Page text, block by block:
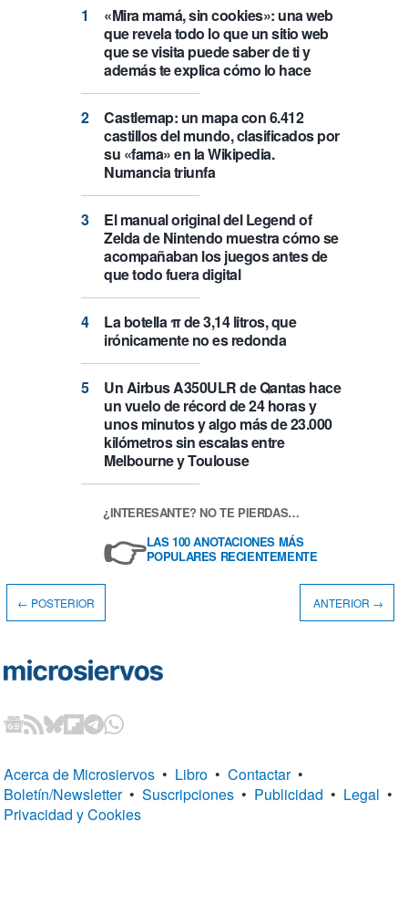
«Mira mamá, sin cookies»: una web
que revela todo lo que un sitio web
que se visita puede saber de ti y
además te explica cómo lo hace
Castlemap: un mapa con 6.412
castillos del mundo, clasificados por
su «fama» en la Wikipedia.
Numancia triunfa
El manual original del Legend of
Zelda de Nintendo muestra cómo se
acompañaban los juegos antes de
que todo fuera digital
La botella π de 3,14 litros, que
irónicamente no es redonda
Un Airbus A350ULR de Qantas hace
un vuelo de récord de 24 horas y
unos minutos y algo más de 23.000
kilómetros sin escalas entre
Melbourne y Toulouse
¿INTERESANTE? NO TE PIERDAS…
👉LAS 100 ANOTACIONES MÁS
POPULARES RECIENTEMENTE
← POSTERIOR ANTERIOR →
Acerca de Microsiervos • Libro • Contactar •
Boletín/Newsletter • Suscripciones • Publicidad • Legal •
Privacidad y Cookies